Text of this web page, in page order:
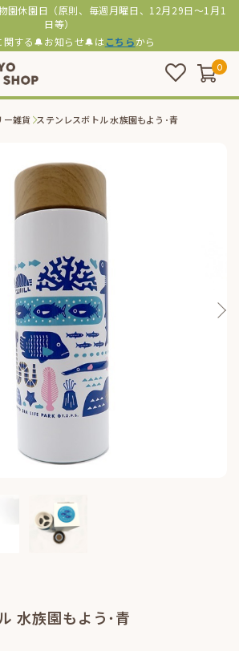
園休園日（原則、毎週月曜日、12月29日～1月1
日等）
関する🔔お知らせ🔔は こちらから
0
ー雑貨 ステンレスボトル 水族園もよう･青
水族園もよう･青